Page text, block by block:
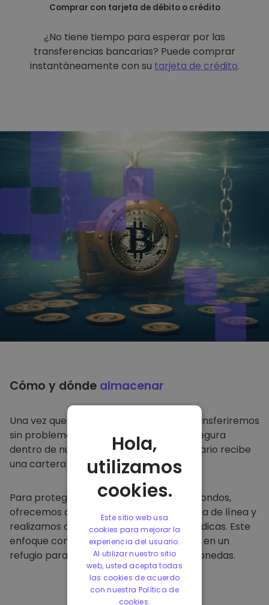
Comprar con tarjeta de débito o crédito
¿No tiene tiempo para esperar por las
transferencias bancarias? Puede comprar
instantáneamente con su tarjeta de crédito.
Cómo y dónde almacenar
Una vez que compre en
, lo transferiremos
sin problemas a su cartera dedicada y segura
dentro de nuestra plataforma. Cada usuario recibe
una cartera individual.
Para proteger a nuestros clientes y sus fondos,
ofrecemos almacenamiento seguro fuera de línea y
realizamos auditorías de seguridad periódicas. Este
enfoque convierte a nuestra plataforma en un
refugio para almacenar y otras criptomonedas.
Hola,
utilizamos
cookies.
Este sitio web usa
cookies para mejorar la
experiencia del usuario.
Al utilizar nuestro sitio
web, usted acepta todas
las cookies de acuerdo
con nuestra Política de
cookies.